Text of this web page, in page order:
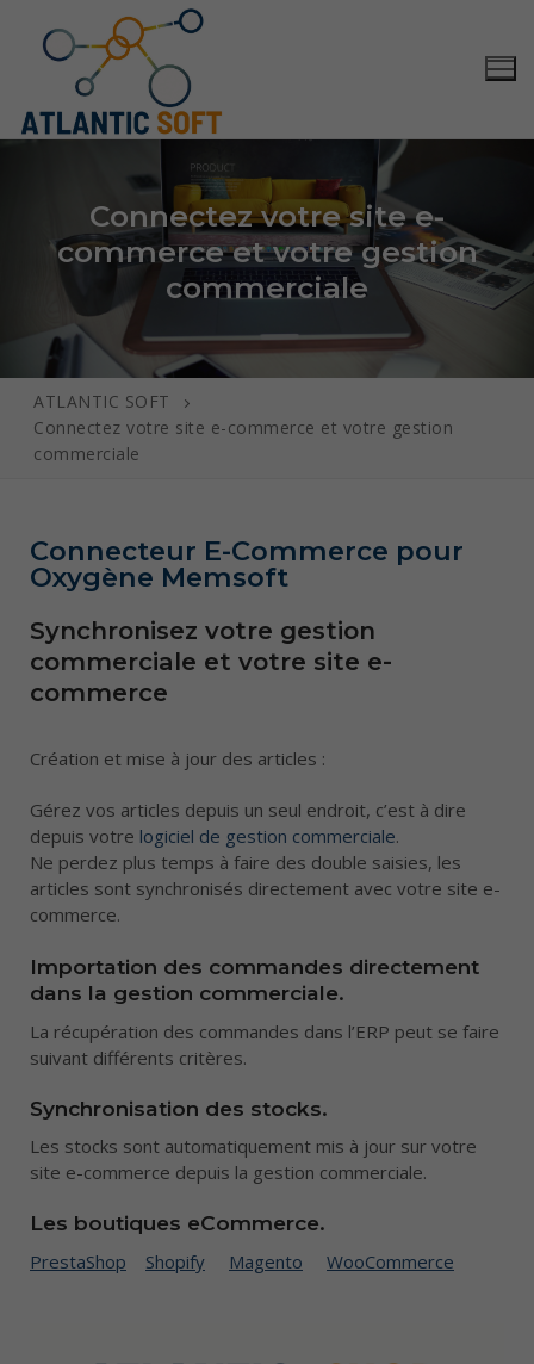
Accueil
Solutions
Hébergement d’application SaaS
Application mobile de gestion des stocks et inventaires
Connectez votre site e-commerce et votre gestion
commerciale
Infogérance et sécurité des infrastructures
Echange de données informatisées (EDI)
Téléphonie VoiP
Audit & conseils
Intégration serveur & poste de travail
Blog
Contact
Infogérance Pornic
Connectez votre site e-
commerce et votre gestion
commerciale
ATLANTIC SOFT
Connectez votre site e-commerce et votre gestion
commerciale
Connecteur E-Commerce pour
Oxygène Memsoft
Synchronisez votre gestion
commerciale et votre site e-
commerce
Création et mise à jour des articles :
Gérez vos articles depuis un seul endroit, c’est à dire
depuis votre logiciel de gestion commerciale.
Ne perdez plus temps à faire des double saisies, les
articles sont synchronisés directement avec votre site e-
commerce.
Importation des commandes directement
dans la gestion commerciale.
La récupération des commandes dans l’ERP peut se faire
suivant différents critères.
Synchronisation des stocks.
Les stocks sont automatiquement mis à jour sur votre
site e-commerce depuis la gestion commerciale.
Les boutiques eCommerce.
PrestaShop Shopify Magento WooCommerce